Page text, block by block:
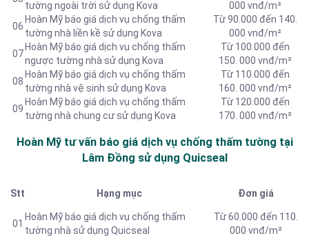
tường ngoài trời sử dụng Kova
000 vnđ/m²
06
Hoàn Mỹ báo giá dịch vụ chống thấm
tường nhà liền kề sử dụng Kova
Từ 90.000 đến 140.
000 vnđ/m²
07
Hoàn Mỹ báo giá dịch vụ chống thấm
ngược tường nhà sử dụng Kova
Từ 100.000 đến
150. 000 vnđ/m²
08
Hoàn Mỹ báo giá dịch vụ chống thấm
tường nhà vệ sinh sử dụng Kova
Từ 110.000 đến
160. 000 vnđ/m²
09
Hoàn Mỹ báo giá dịch vụ chống thấm
tường nhà chung cư sử dụng Kova
Từ 120.000 đến
170. 000 vnđ/m²
Hoàn Mỹ tư vấn báogiá dịch vụ chống thấm tường tại
Lâm Đồng sử dụng Quicseal
Stt Hạng mục Đơn giá
01
Hoàn Mỹ báo giá dịch vụ chống thấm
tường nhà sử dụng Quicseal
Từ 60.000 đến 110.
000 vnđ/m²